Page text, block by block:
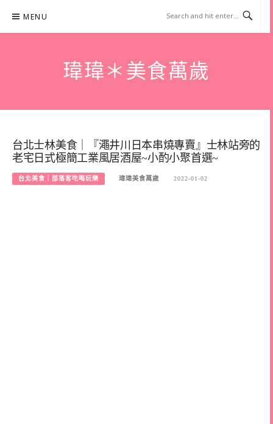
content
MENU
瑋瑋＊美食萬歲
台北士林美食｜『澠井川日本串燒專賣』士林站旁的
老宅日式極簡工業風居酒屋~小酌小聚首選~
台北美食｜部落客吃喝玩樂 瑋瑋美食萬歲 2022-01-02